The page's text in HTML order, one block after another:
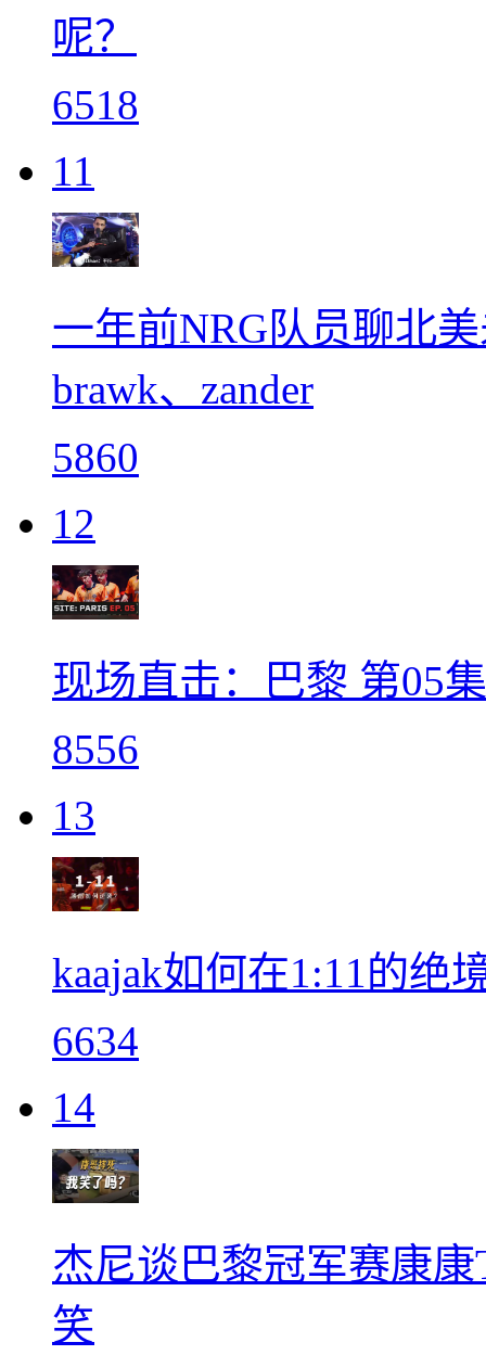
呢？
6518
11
一年前NRG队员聊北
brawk、zander
5860
12
现场直击：巴黎 第05集
8556
13
kaajak如何在1:11的绝
6634
14
杰尼谈巴黎冠军赛康
笑